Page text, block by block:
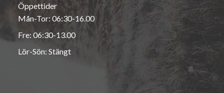
Öppettider
Mån-Tor: 06:30-16.00
Fre: 06:30-13.00
Lör-Sön: Stängt